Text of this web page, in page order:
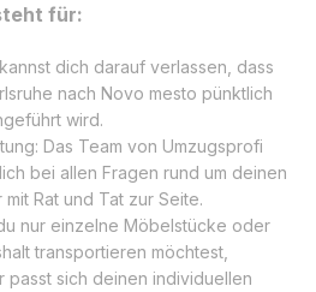
für:
dich darauf verlassen, dass
nach Novo mesto pünktlich
wird.
Das Team von Umzugsprofi
bei allen Fragen rund um deinen
Rat und Tat zur Seite.
nur einzelne Möbelstücke oder
transportieren möchtest,
passt sich deinen individuellen